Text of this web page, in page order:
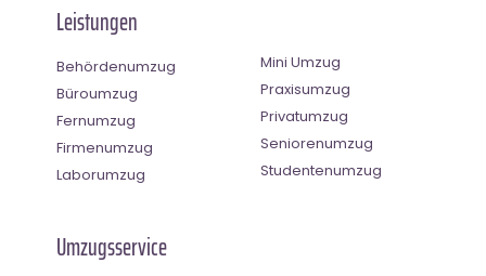
Leistungen
Behördenumzug
Büroumzug
Fernumzug
Firmenumzug
Laborumzug
Mini Umzug
Praxisumzug
Privatumzug
Seniorenumzug
Studentenumzug
Umzugsservice